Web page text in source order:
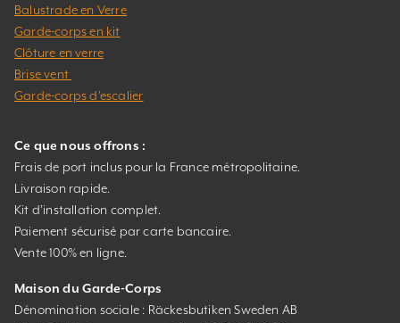
Balustrade en Verre
Garde-corps en kit
Clôture en verre
Brise vent
Garde-corps d’escalier
Ce que nous offrons :
Frais de port inclus pour la France métropolitaine.
Livraison rapide.
Kit d’installation complet.
Paiement sécurisé par carte bancaire.
Vente 100% en ligne.
Maison du Garde-Corps
Dénomination sociale : Räckesbutiken Sweden AB